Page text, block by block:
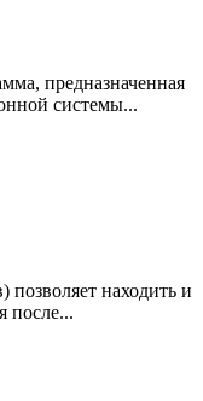
предназначенная
системы...
находить и
после...